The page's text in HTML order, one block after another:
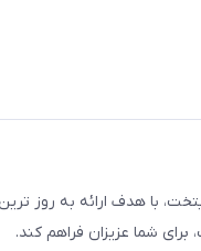
1389 در مجتمع کامپیوتر پایتخت،
شما عزیزان فراهم کند.